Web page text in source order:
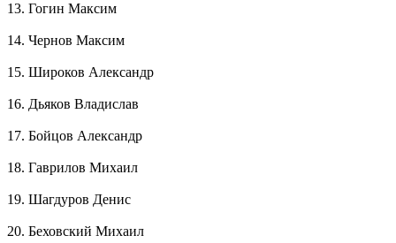
13. Гогин Максим
14. Чернов Максим
15. Широков Александр
16. Дьяков Владислав
17. Бойцов Александр
18. Гаврилов Михаил
19. Шагдуров Денис
20. Беховский Михаил